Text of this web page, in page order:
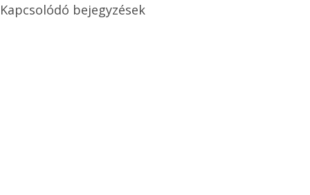
Kapcsolódó bejegyzések